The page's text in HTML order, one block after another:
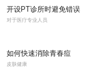
开设PT诊所时避免错误
对于医疗专业人员
如何快速消除青春痘
皮肤健康